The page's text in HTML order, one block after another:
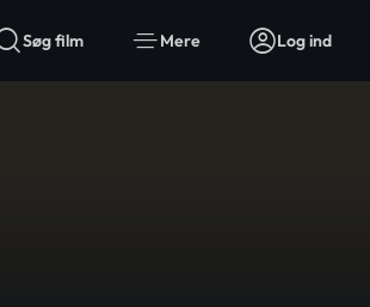
Søg film Mere Log ind